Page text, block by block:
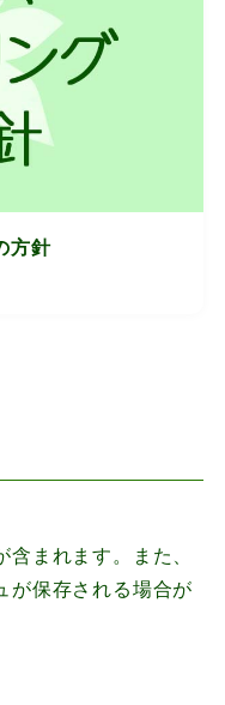
方針
まれます。また、
が保存される場合が